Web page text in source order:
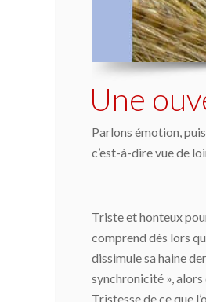
Une
Parlons émotion,
c’est-à-dire vue de
Triste et honteux
comprend dès lors
dissimule sa haine
synchronicité », alors
Tristesse de ce que